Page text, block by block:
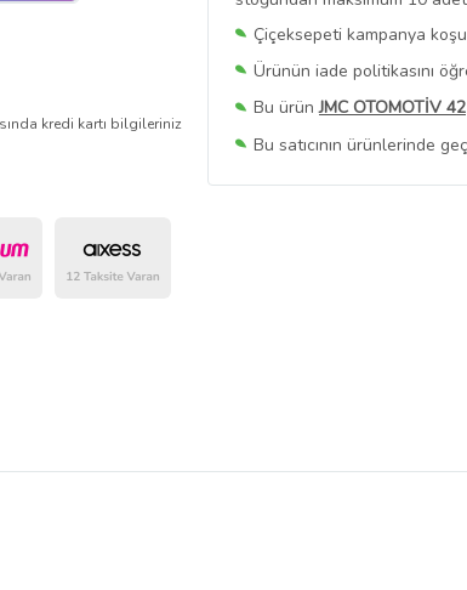
Çiçeksepeti kampanya
Ürünün iade politikasını
Bu ürünJMC OTOMOTİV 42
Bu satıcının ürünlerinde
Bu SatıcınınTüm
kredi kartı bilgileriniz